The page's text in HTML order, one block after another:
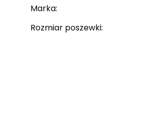
Marka
Rozmiar poszewki